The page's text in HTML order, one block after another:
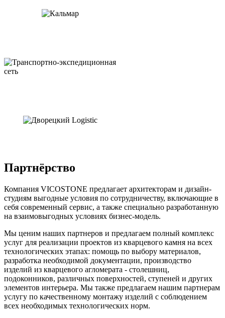
Партнёрство
Компания VICOSTONE предлагает архитекторам и дизайн-
студиям выгодные условия по сотрудничеству, включающие в
себя современный сервис, а также специально разработанную
на взаимовыгодных условиях бизнес-модель.
Мы ценим наших партнеров и предлагаем полный комплекс
услуг для реализации проектов из кварцевого камня на всех
технологических этапах: помощь по выбору материалов,
разработка необходимой документации, производство
изделий из кварцевого агломерата - столешниц,
подоконников, различных поверхностей, ступеней и других
элементов интерьера. Мы также предлагаем нашим партнерам
услугу по качественному монтажу изделий с соблюдением
всех необходимых технологических норм.